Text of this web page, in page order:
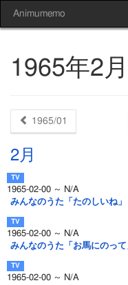
Animumemo
1965年2
1965/01
2月
1965-02-00 ～ N/A
みんなのうた「たのしいね」
1965-02-00 ～ N/A
みんなのうた「お馬にのって
1965-02-00 ～ N/A